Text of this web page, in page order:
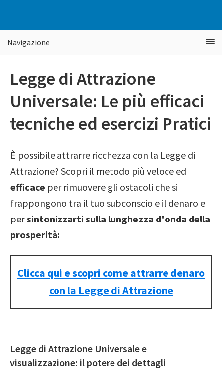
navigazione
primaria
contenuto
principale
barra
laterale
Navigazione
Legge di Attrazione
Universale: Le più efficaci
tecniche ed esercizi Pratici
È possibile attrarre ricchezza con la Legge di
Attrazione? Scopri il metodo più veloce ed
efficace per rimuovere gli ostacoli che si
frappongono tra il tuo subconscio e il denaro e
persintonizzarti sulla lunghezza d'onda della
prosperità:
Clicca qui e scopri come attrarre denaro
con la Legge di Attrazione
Legge di Attrazione Universale e
visualizzazione: il potere dei dettagli